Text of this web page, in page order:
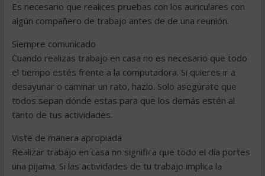
Es necesario que realices pruebas con los auriculares con
algún compañero de trabajo antes de de una reunión.
Siempre comunicado
Cuando realizas trabajo en casa no es necesario que todo
el tiempo estés frente a la computadora. Si quieres ir a
desayunar o caminar un rato, hazlo. Solo asegúrate que
todos sepan dónde estas para que los demás estén al
tanto de tus actividades.
Viste de manera apropiada
Realizar trabajo en casa no significa que todo el día portes
una pijama. Si las actividades de tu trabajo implica la